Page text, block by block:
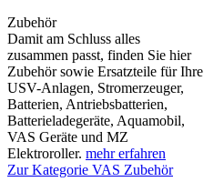
Zubehör
Damit am Schluss alles
zusammen passt, finden Sie hier
Zubehör sowie Ersatzteile für Ihre
USV-Anlagen, Stromerzeuger,
Batterien, Antriebsbatterien,
Batterieladegeräte, Aquamobil,
VAS Geräte und MZ
Elektroroller. mehr erfahren
Zur Kategorie VAS Zubehör